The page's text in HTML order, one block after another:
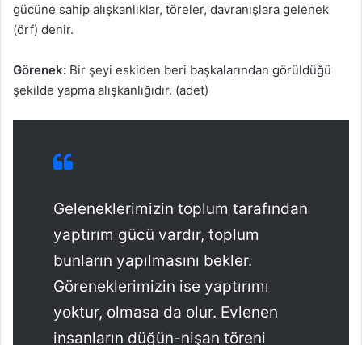
gücüne sahip alışkanlıklar, töreler, davranışlara gelenek
(örf) denir.
Görenek: Bir şeyi eskiden beri başkalarından görüldüğü
şekilde yapma alışkanlığıdır. (adet)
Geleneklerimizin toplum tarafından
yaptırım gücü vardır, toplum
bunların yapılmasını bekler.
Göreneklerimizin ise yaptırımı
yoktur, olmasa da olur. Evlenen
insanların düğün-nişan töreni